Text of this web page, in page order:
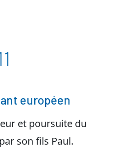
européen
et poursuite du
son fils Paul.